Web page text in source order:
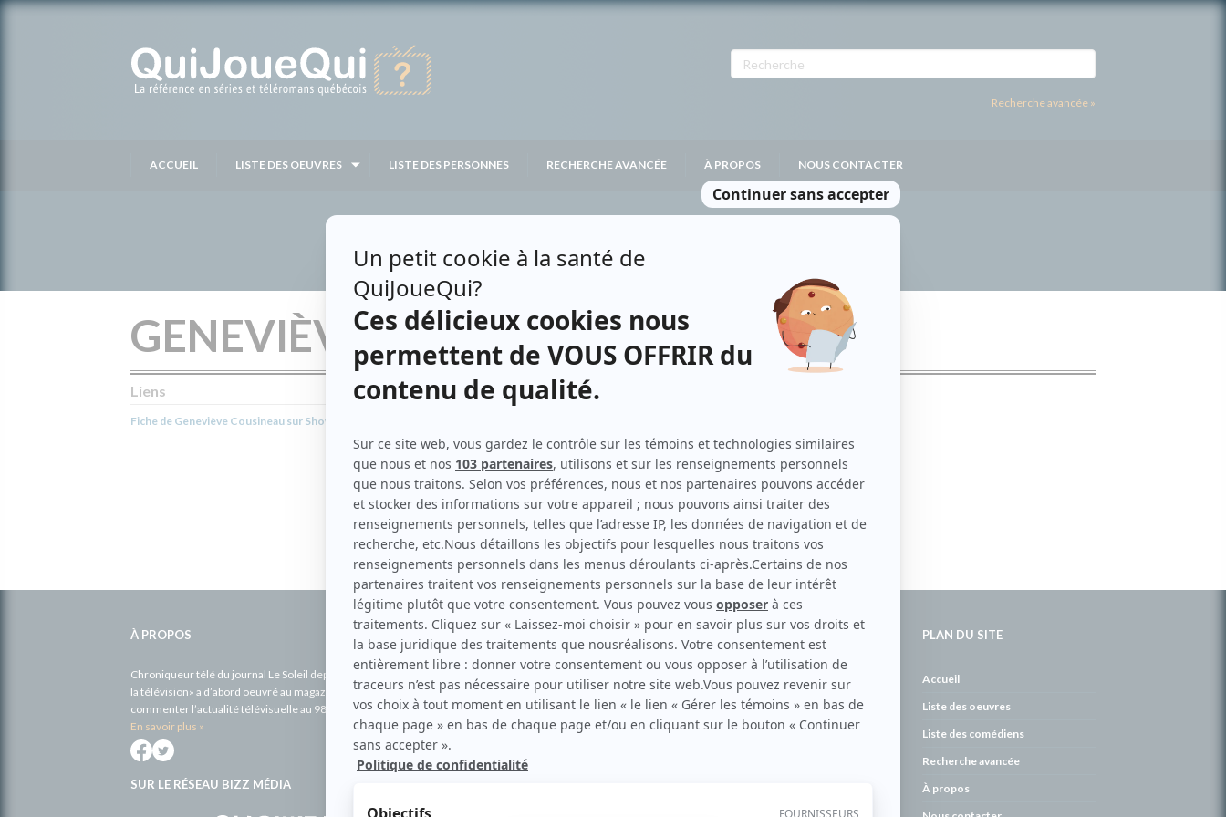
Recherche avancée »
ACCUEIL LISTE DES OEUVRES LISTE DES PERSONNES RECHERCHE AVANCÉE À PROPOS NOUS CONTACTER
GENEVIÈVE COUSINEAU
Liens
Fiche de Geneviève Cousineau sur Showbizz.net
Contributions
MakiniumProductrice
Motel MonstreProductrice
À PROPOS
Chroniqueur télé du journal Le Soleil depuis 2001, Richard Therrien carbure à son petit écran. Celui qu’on surnomme parfois «l’encyclopédie de
la télévision» a d’abord oeuvré au magazine TV Hebdo de 1996 à 2001. Sa spécialité: la télé québécoise. On peut l’entendre régulièrement
commenter l’actualité télévisuelle au 98,5.
En savoir plus »
SUR LE RÉSEAU BIZZ MÉDIA
PLAN DU SITE
Accueil
Liste des oeuvres
Liste des comédiens
Recherche avancée
À propos